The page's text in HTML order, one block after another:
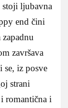
stoji ljubavna
end čini
završava
se, iz posve
strani
romantična i